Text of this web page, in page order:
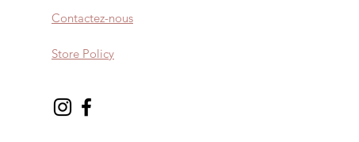
Contactez-nous
Store Policy